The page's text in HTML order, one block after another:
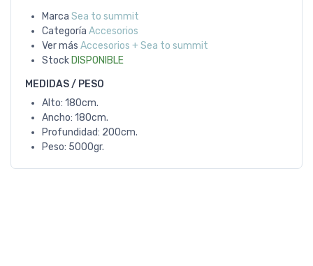
Marca Sea to summit
Categoría Accesorios
Ver más Accesorios + Sea to summit
Stock DISPONIBLE
MEDIDAS / PESO
Alto: 180cm.
Ancho: 180cm.
Profundidad: 200cm.
Peso: 5000gr.